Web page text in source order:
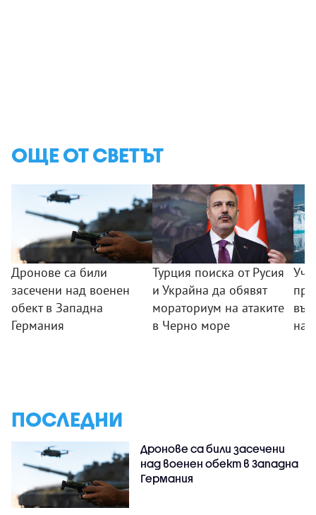
ОЩЕ ОТ СВЕТЪТ
Дронове са били
засечени над военен
обект в Западна
Германия
Турция поиска от Русия
и Украйна да обявят
мораториум на атаките
в Черно море
на
ПОСЛЕДНИ
Дронове са били засечени
над военен обект в Западна
Германия